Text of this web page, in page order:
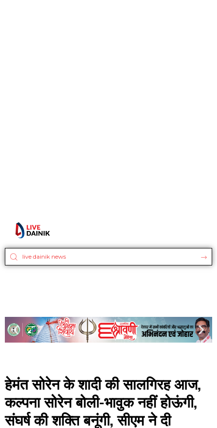
हेमंत सोरेन के शादी की सालगिरह आज,
कल्पना सोरेन बोली-भावुक नहीं होऊंगी,
संघर्ष की शक्ति बनूंगी, सीएम ने दी